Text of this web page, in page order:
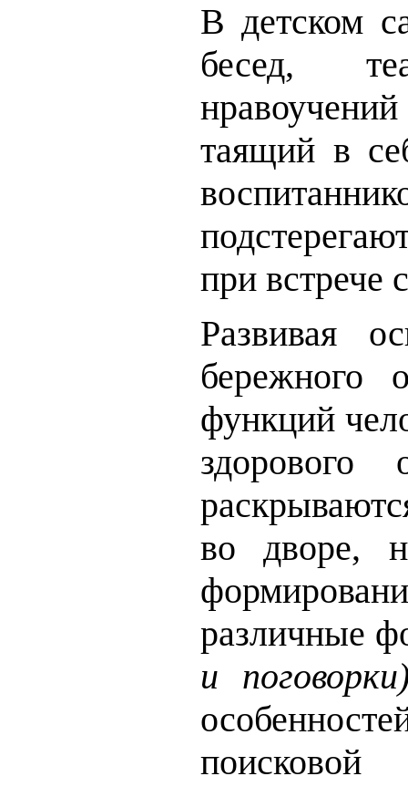
В детском
бесед,
таящий в
при встрече
Развивая
бережного
функций
во дворе,
различные
и